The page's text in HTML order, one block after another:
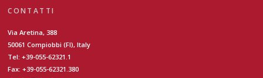
CONTATTI
Via Aretina, 388
50061 Compiobbi (FI), Italy
Tel: +39-055-62321.1
Fax: +39-055-62321.380